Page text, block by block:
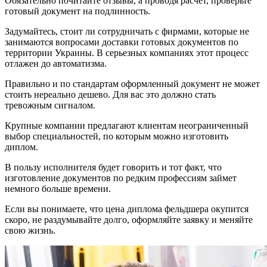
готовый документ на подлинность.
Задумайтесь, стоит ли сотрудничать с фирмами, которые не
занимаются вопросами доставки готовых документов по
территории Украины. В серьезных компаниях этот процесс
отлажен до автоматизма.
Правильно и по стандартам оформленный документ не может
стоить нереально дешево. Для вас это должно стать
тревожным сигналом.
Крупные компании предлагают клиентам неограниченный
выбор специальностей, по которым можно изготовить
диплом.
В пользу исполнителя будет говорить и тот факт, что
изготовление документов по редким профессиям займет
немного больше времени.
Если вы понимаете, что цена диплома фельдшера окупится
скоро, не раздумывайте долго, оформляйте заявку и меняйте
свою жизнь.